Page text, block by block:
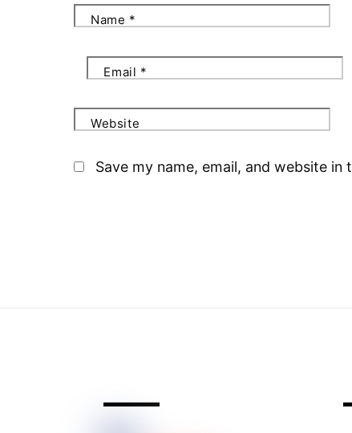
Name *
Email *
Website
Save my name, email, and website